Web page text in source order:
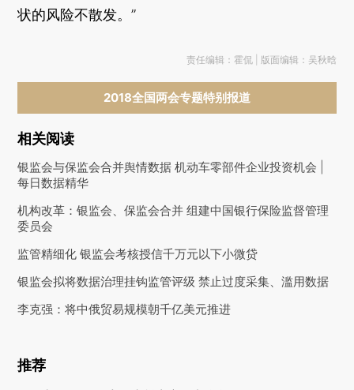
状的风险不散发。”
责任编辑：霍侃 | 版面编辑：吴秋晗
2018全国两会专题特别报道
相关阅读
银监会与保监会合并舆情数据 机动车零部件企业投资机会 |
每日数据精华
机构改革：银监会、保监会合并 组建中国银行保险监督管理
委员会
监管精细化 银监会考核授信千万元以下小微贷
银监会拟将数据治理挂钩监管评级 禁止过度采集、滥用数据
李克强：将中俄贸易规模朝千亿美元推进
推荐